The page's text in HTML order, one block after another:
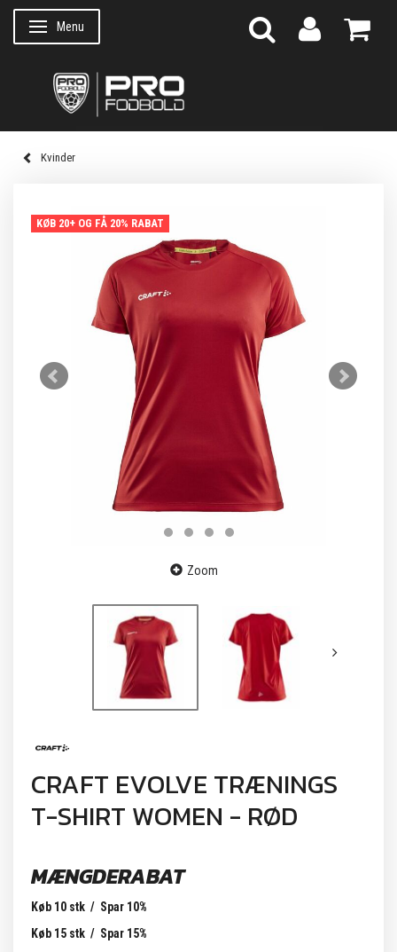
Skifte navigation
Menu
Kvinder
KØB 20+ OG FÅ 20% RABAT
Zoom
CRAFT EVOLVE TRÆNINGS
T-SHIRT WOMEN - RØD
MÆNGDERABAT
Køb 10 stk / Spar 10%
Køb 15 stk / Spar 15%